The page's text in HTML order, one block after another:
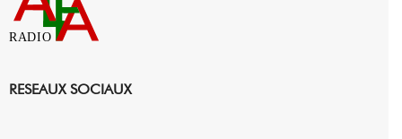
RADIO
RESEAUX SOCIAUX